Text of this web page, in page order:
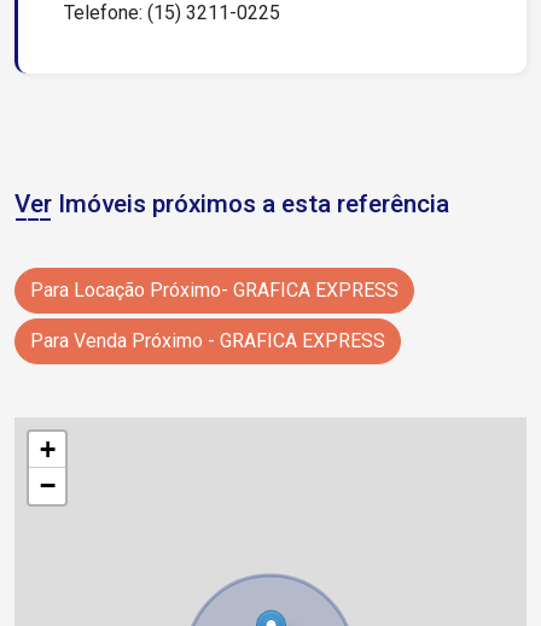
Telefone: (15) 3211-0225
Ver Imóveis próximos a esta referência
Para Locação Próximo- GRAFICA EXPRESS
Para Venda Próximo - GRAFICA EXPRESS
+
−